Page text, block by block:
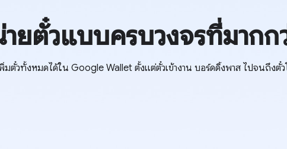
ายตั๋วแบบครบวงจรที่มากก
พิ่มตั๋วทั้งหมดได้ใน Google Wallet ตั้งแต่ตั๋วเข้างาน บอร์ดดิ้งพาส ไปจนถึงตั๋ว